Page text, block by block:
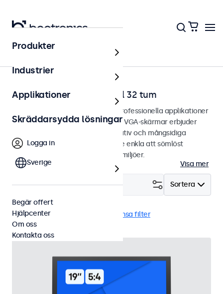
Hem
VGA-bildskärmar från 7 till 32 tum
VGA-bildskärmar designade för professionella applikationer
och kontinuerlig användning. Våra VGA-skärmar erbjuder
omfattande konfigurationsalternativ och mångsidiga
monteringsalternativ, vilket gör de enkla att sömlöst
integrera i alla applikationer och miljöer.
Visa mer
Sortera
Filtrera (2)
VGA 19 tums bildskärmar Rensa filter
Produkter
Industrier
Applikationer
Skräddarsydda lösningar
Logga in
Sverige
Begär offert
Hjälpcenter
Om oss
Kontakta oss